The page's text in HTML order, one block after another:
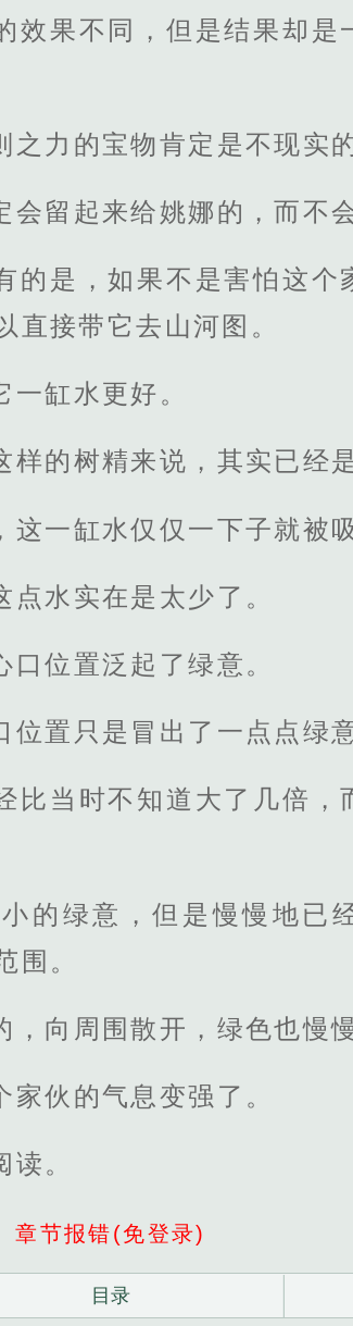
效果不同，但是结果却是
力的宝物肯定是不现实的
留起来给姚娜的，而不
的是，如果不是害怕这个
直接带它去山河图。
缸水更好。
的树精来说，其实已经
一缸水仅仅一下子就被
水实在是太少了。
位置泛起了绿意。
置只是冒出了一点点绿意
比当时不知道大了几倍，
的绿意，但是慢慢地已
围。
向周围散开，绿色也慢
伙的气息变强了。
。
章节报错(免登录)
目录